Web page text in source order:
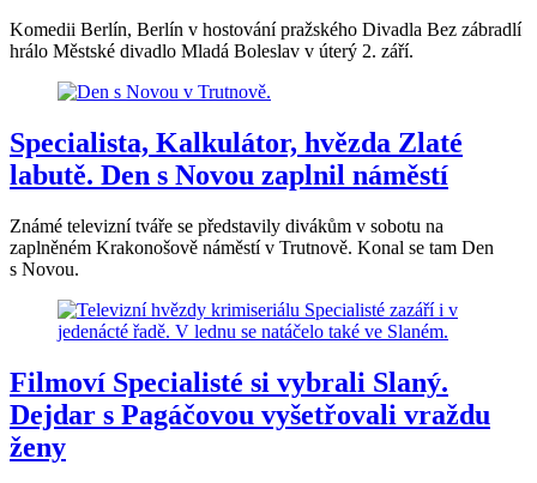
Komedii Berlín, Berlín v hostování pražského Divadla Bez zábradlí
hrálo Městské divadlo Mladá Boleslav v úterý 2. září.
Specialista, Kalkulátor, hvězda Zlaté
labutě. Den s Novou zaplnil náměstí
Známé televizní tváře se představily divákům v sobotu na
zaplněném Krakonošově náměstí v Trutnově. Konal se tam Den
s Novou.
Filmoví Specialisté si vybrali Slaný.
Dejdar s Pagáčovou vyšetřovali vraždu
ženy